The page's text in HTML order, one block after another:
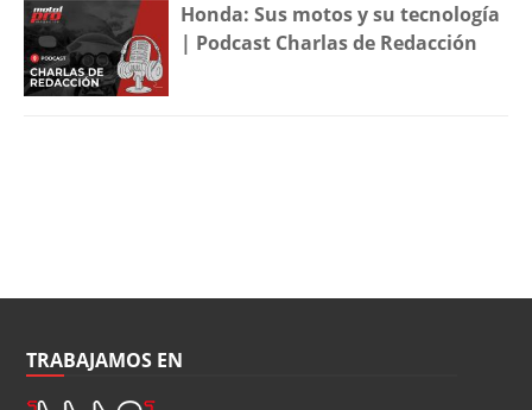
Honda: Sus motos y su tecnología
| Podcast Charlas de Redacción
TRABAJAMOS EN